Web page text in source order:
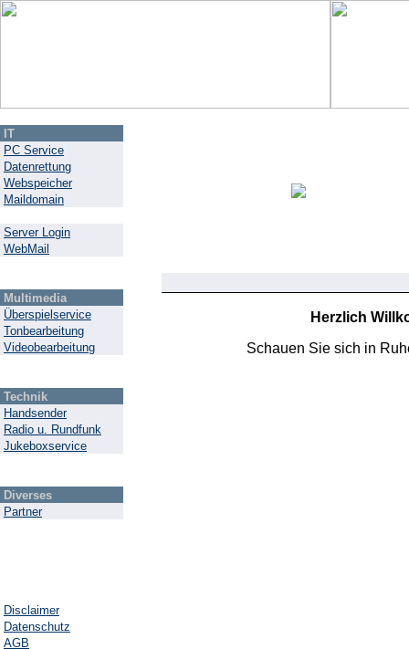
IT
PC Service
Datenrettung
Webspeicher
Maildomain
Server Login
WebMail
Multimedia
Überspielservice
Tonbearbeitung
Videobearbeitung
Technik
Handsender
Radio u. Rundfunk
Jukeboxservice
Diverses
Partner
Disclaimer
Datenschutz
AGB
Herzlich
Schauen Sie sich in